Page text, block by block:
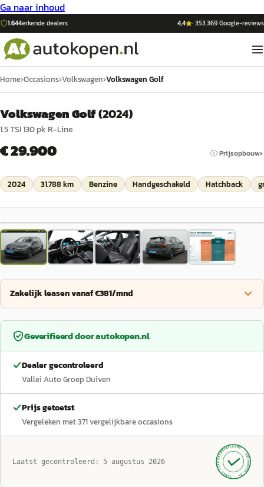
Ga naar inhoud
1.644erkende dealers 4,4 ·353.369Google-reviews
Home›Occasions›Volkswagen›Volkswagen Golf
Volkswagen Golf(2024)
1.5 TSI 130 pk R-Line
€ 29.900 ⓘ Prijsopbouw
2024 31.788 km Benzine Handgeschakeld Hatchback
1/5
Zakelijk leasen vanaf €381/mnd
Geverifieerd doorautokopen.nl
Dealer gecontroleerd
Vallei Auto Groep Duiven
Prijs getoetst
Vergeleken met371vergelijkbare occasions
Laatst gecontroleerd: 5 augustus 2026 GECONTROLEERD ·
AUTOKOPEN.NL
· SINDS 1999 ·